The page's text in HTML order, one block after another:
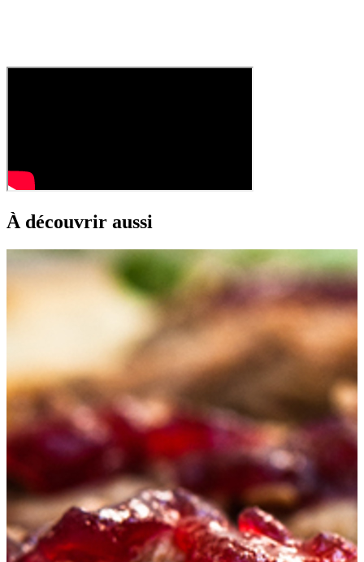
À découvrir aussi